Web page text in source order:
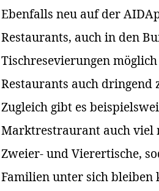
Ebenfalls neu auf der
Restaurants, auch in den
Tischresevierungen
Restaurants auch dringend
Zugleich gibt es
Marktrestraurant auch viel
Zweier- und Vierertische,
Familien unter sich bleiben